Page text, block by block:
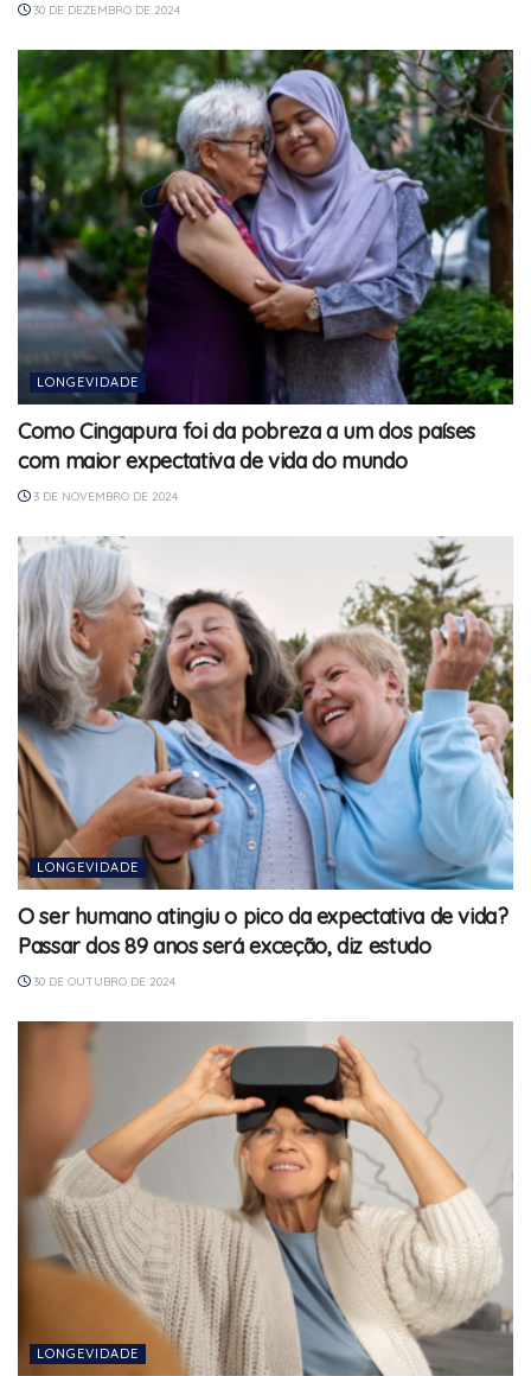
30 DE DEZEMBRO DE 2024
LONGEVIDADE
Como Cingapura foi da pobreza a um dos países
com maior expectativa de vida do mundo
3 DE NOVEMBRO DE 2024
LONGEVIDADE
O ser humano atingiu o pico da expectativa de vida?
Passar dos 89 anos será exceção, diz estudo
30 DE OUTUBRO DE 2024
LONGEVIDADE